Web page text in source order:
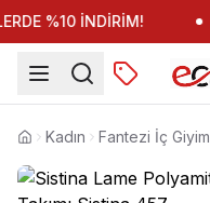
%10 İNDİRİM!
Anasayfa
Kadın Fantezi İç Giyim